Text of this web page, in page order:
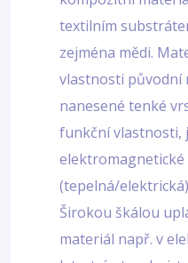
textilním
zejména mědi.
vlastnosti původní
nanesené tenké
funkční vlastnosti,
(tepelná/
Širokou škálou
materiál např. v